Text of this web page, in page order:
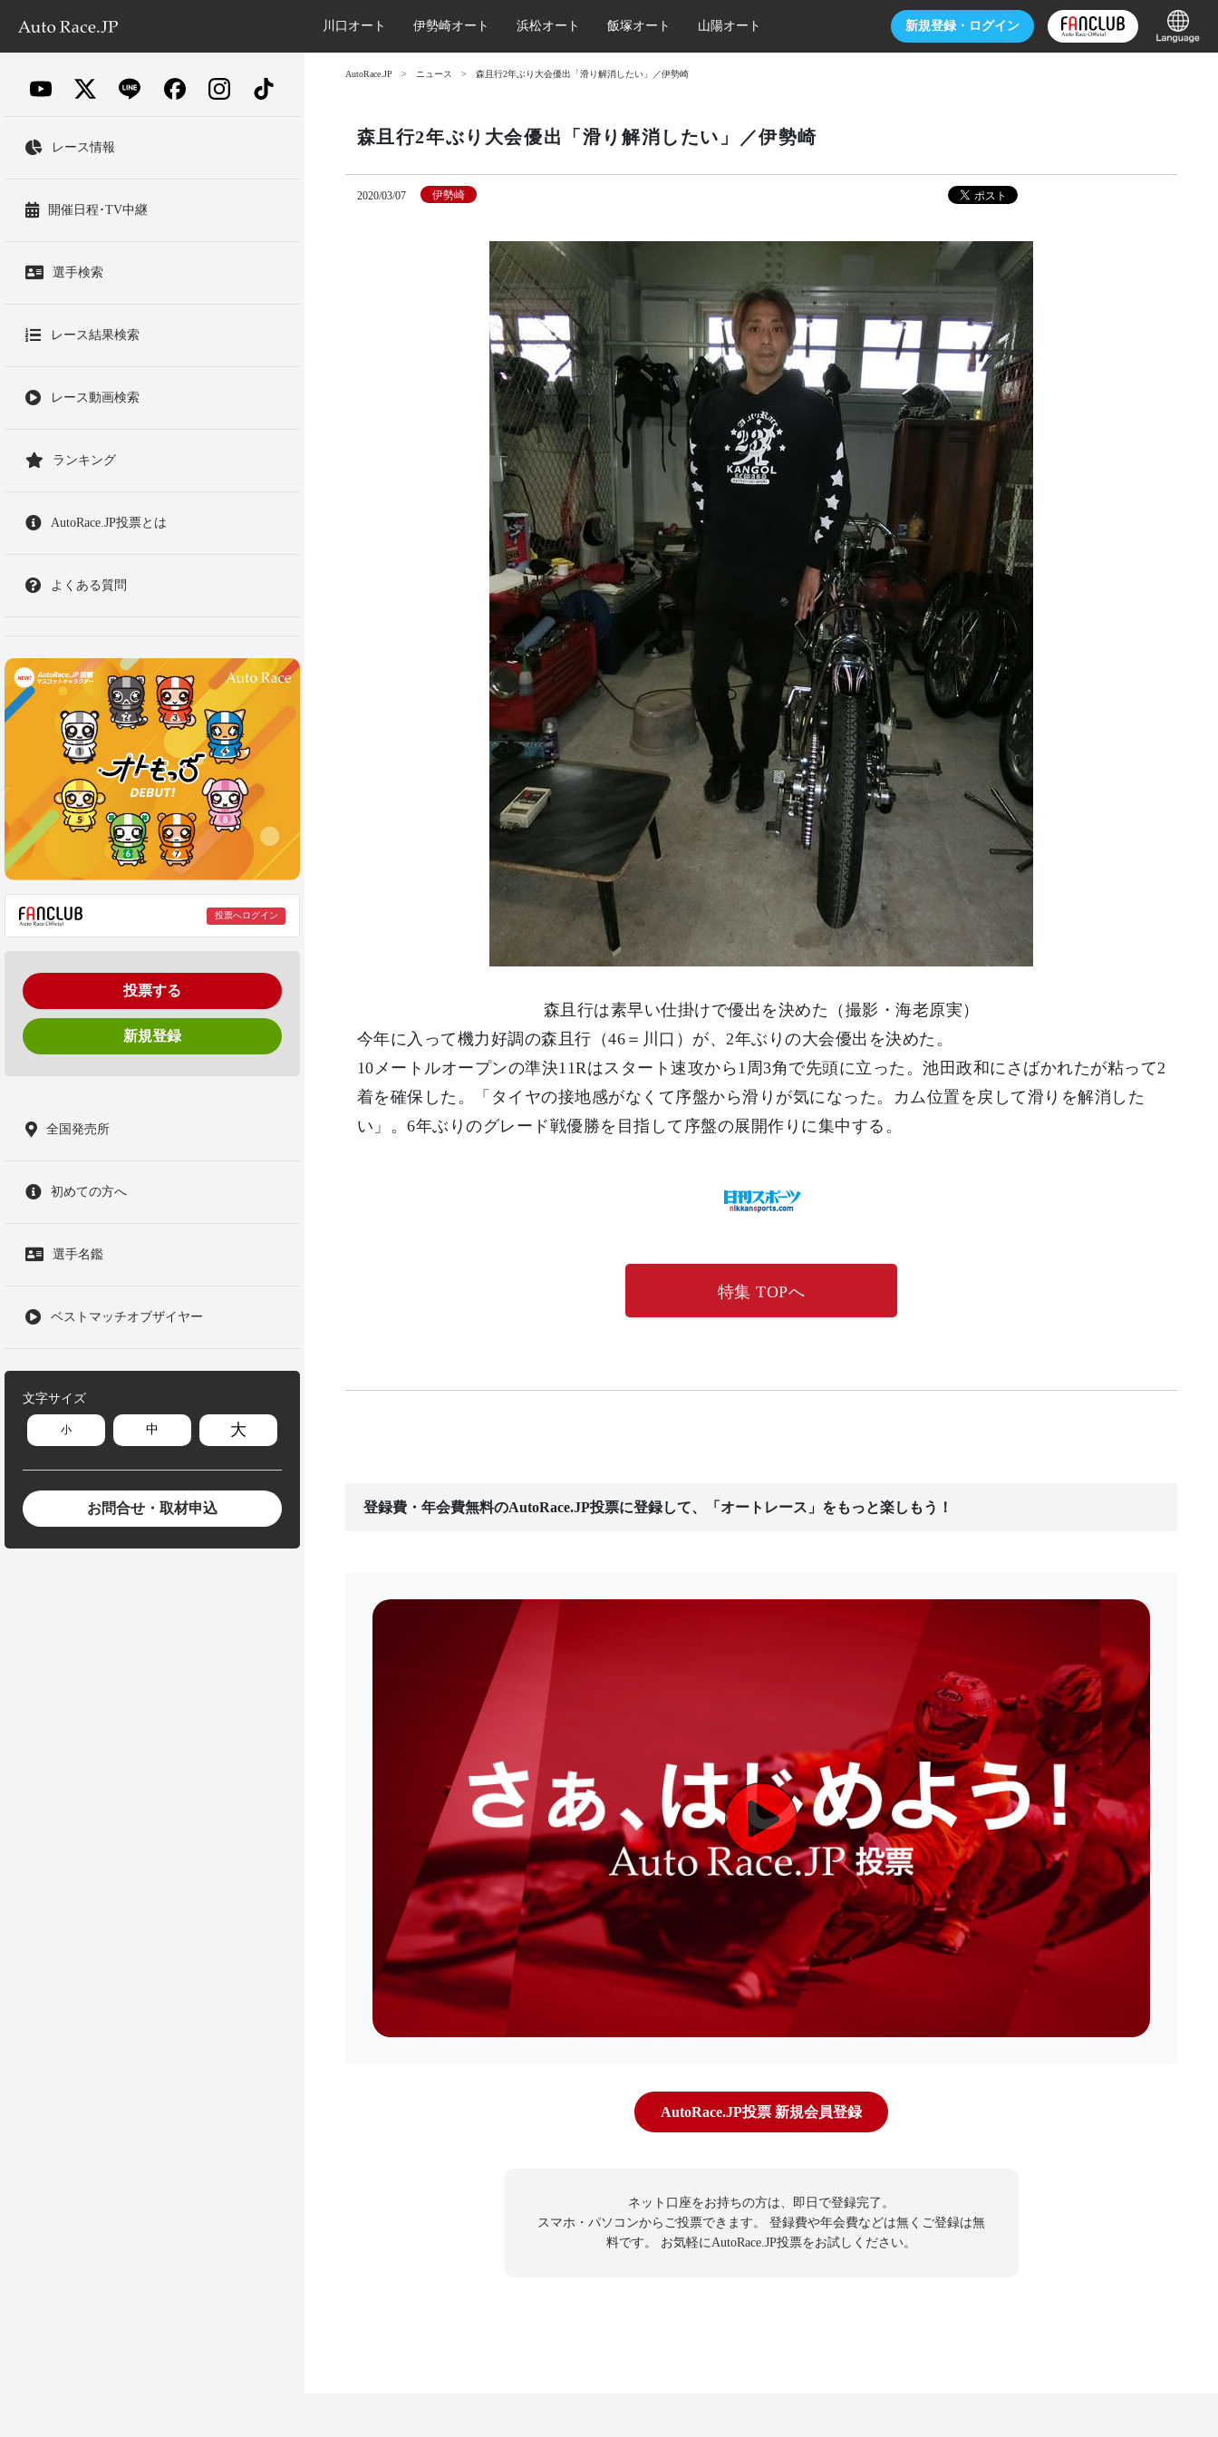
新規登録・ ログイン
川口オート 伊勢崎オート 浜松オート 飯塚オート 山陽オート
レース情報
開催日程･TV中継
選手検索
レース結果検索
レース動画検索
ランキング
AutoRace.JP投票とは
よくある質問
投票へログイン
投票する
新規登録
全国発売所
初めての方へ
選手名鑑
ベストマッチオブザイヤー
文字サイズ
小 中 大
お問合せ・取材申込
AutoRace.JP ニュース 森且行2年ぶり大会優出「滑り解消したい」／伊勢崎
森且行2年ぶり大会優出「滑り解消したい」／伊勢崎
2020/03/07 伊勢崎
森且行は素早い仕掛けで優出を決めた（撮影・海老原実）
今年に入って機力好調の森且行（46＝川口）が、2年ぶりの大会優出を決めた。
10メートルオープンの準決11Rはスタート速攻から1周3角で先頭に立った。池田政和にさばかれたが粘って2
着を確保した。「タイヤの接地感がなくて序盤から滑りが気になった。カム位置を戻して滑りを解消した
い」。6年ぶりのグレード戦優勝を目指して序盤の展開作りに集中する。
特集 TOPへ
登録費・年会費無料のAutoRace.JP投票に登録して、「オートレース」をもっと楽しもう！
AutoRace.JP投票 新規会員登録
ネット口座をお持ちの方は、即日で登録完了。
スマホ・パソコンからご投票できます。
登録費や年会費などは無くご登録は無
料です。
お気軽にAutoRace.JP投票をお試しください。